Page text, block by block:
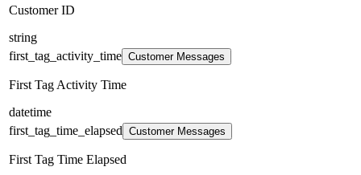
Customer ID
string
first_tag_activity_time Customer Messages
First Tag Activity Time
datetime
first_tag_time_elapsed Customer Messages
First Tag Time Elapsed